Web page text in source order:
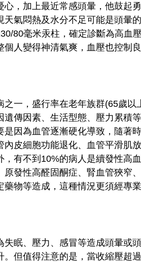
，加上最近常感頭暈，他鼓起
氣悶熱及水分不足可能是頭暈
80毫米汞柱，確定診斷為高血
人變得神清氣爽，血壓也控制良
一，盛行率在老年族群(65歲以
傳因素、生活型態、壓力累積
因為血管逐漸硬化導致，隨著
內皮細胞功能退化、血管平滑肌
，有不到10%的病人是續發性高
發性高醛固酮症、腎血管狹窄
物等造成，這種情況更須經專業
眠、壓力、感冒等造成頭暈或
但值得注意的是，當收縮壓超